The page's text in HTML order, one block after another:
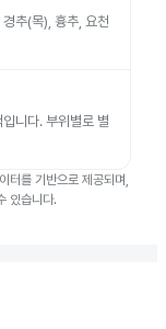
추(목), 흉추, 요천
니다. 부위별로 별
터를 기반으로 제공되며,
있습니다.